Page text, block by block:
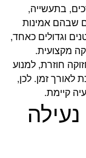
בתעשייה,
שבהם אמינות
וגדולים כאחד,
מקצועית.
חוזרת, למנוע
לאורך זמן. לכן,
קיימת.